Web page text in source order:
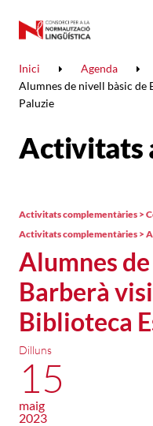
Inici
Agenda
Alumnes de nivell bàsic de
Paluzie
Activitats
Alumnes
Barberà
Biblioteca
Activitats complementàries >
Activitats complementàries >
Dilluns
15
maig
2023